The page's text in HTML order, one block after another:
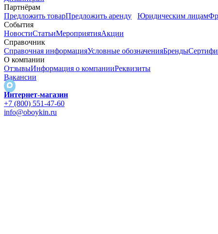
Партнёрам
Предложить товарПредложить аренду Юридическим лицам
События
НовостиСтатьиМероприятияАкции
Справочник
Справочная информацияУсловные обозначенияБренды
О компании
ОтзывыИнформация о компанииРеквизиты
Вакансии
Интернет-магазин
+7 (800) 551-47-60
info@oboykin.ru